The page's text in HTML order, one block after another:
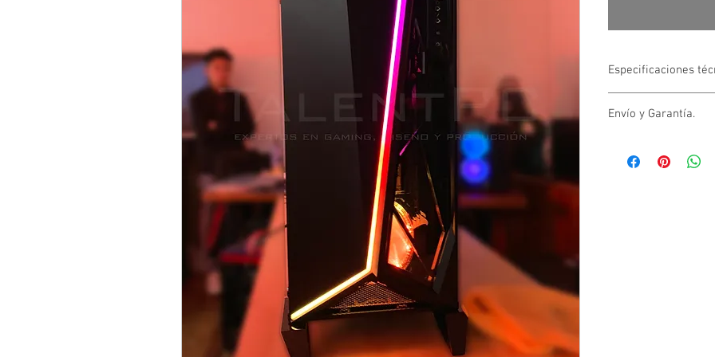
Especificaciones
Procesador i9-
SSD: 256GB M.2
Envío y Garantía.
Envío normal: